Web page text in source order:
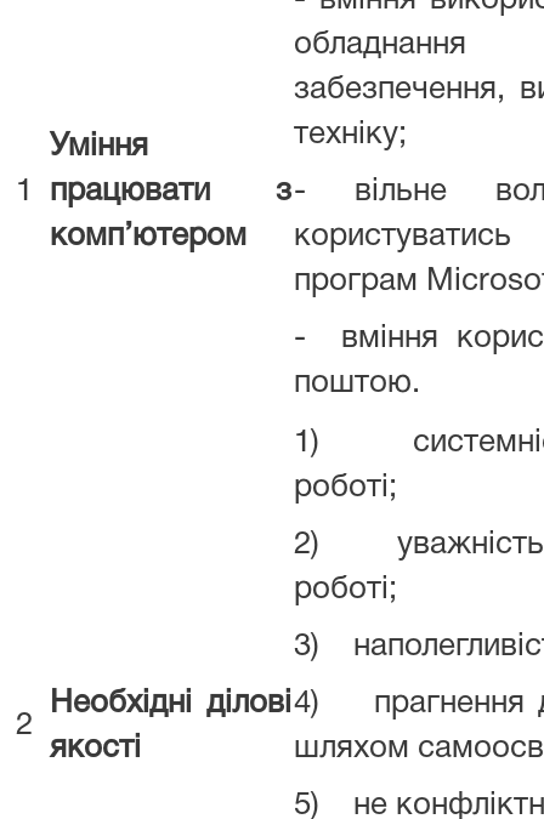
1
Уміння
працювати з
комп’ютером
забезпечення,
техніку;
- вільне
програм
- вміння
поштою.
2
Необхідні ділові
якості
1)
роботі;
2) уважність
роботі;
3)
4) прагнення
шляхом
5) не